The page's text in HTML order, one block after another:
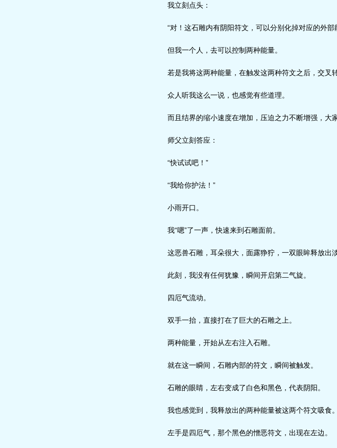
我立刻点头：
“对！这石雕内有阴阳符文，可以分别化掉对应的外部
但我一个人，去可以控制两种能量。
若是我将这两种能量，在触发这两种符文之后，交叉
众人听我这么一说，也感觉有些道理。
而且结界的缩小速度在增加，压迫之力不断增强，大
师父立刻答应：
“快试试吧！”
“我给你护法！”
小雨开口。
我“嗯”了一声，快速来到石雕面前。
这恶兽石雕，耳朵很大，面露狰狞，一双眼眸释放出
此刻，我没有任何犹豫，瞬间开启第二气旋。
四厄气流动。
双手一抬，直接打在了巨大的石雕之上。
两种能量，开始从左右注入石雕。
就在这一瞬间，石雕内部的符文，瞬间被触发。
石雕的眼睛，左右变成了白色和黑色，代表阴阳。
我也感觉到，我释放出的两种能量被这两个符文吸食。
左手是四厄气，那个黑色的憎恶符文，出现在左边。